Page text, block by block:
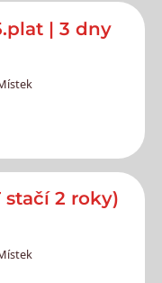
| 3 dny
stačí 2 roky)